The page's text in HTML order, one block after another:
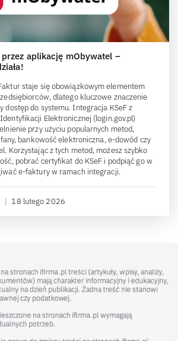
przez aplikację mObywatel –
staje się obowiązkowym elementem
dlatego kluczowe znaczenie
dostęp do systemu. Integracja KSeF z
Elektronicznej (login.gov.pl)
przy użyciu popularnych metod,
bankowość elektroniczna, e-dowód czy
Korzystając z tych metod, możesz szybko
pobrać certyfikat do KSeF i podpiąć go w
e-faktury w ramach integracji.
| 18 lutego 2026